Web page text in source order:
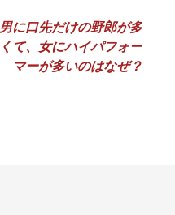
男に口先だけの野郎が多
くて、女にハイパフォー
マーが多いのはなぜ？